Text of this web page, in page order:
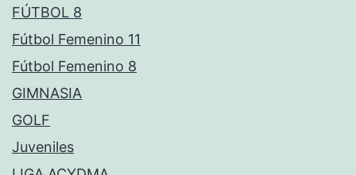
FÚTBOL 8
Fútbol Femenino 11
Fútbol Femenino 8
GIMNASIA
GOLF
Juveniles